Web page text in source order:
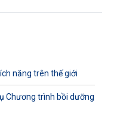
năng trên thế giới
Chương trình bồi dưỡng